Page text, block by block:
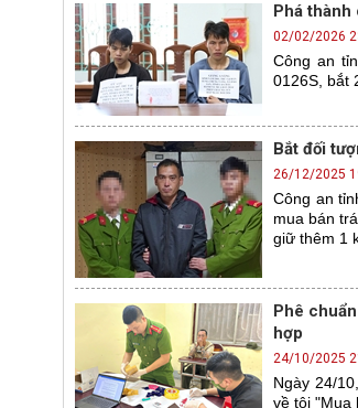
Phá
02/02/2026
Công an
0126S, bắt
Bắt đối
26/12/2025
Công an
mua bán
giữ thêm 1
Phê
hợp
24/10/2025
Ngày 24/
về tội "Mua